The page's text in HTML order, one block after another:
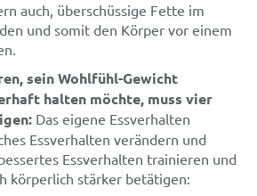
auch, überschüssige Fette im
und somit den Körper vor einem
sein Wohlfühl-Gewicht
halten möchte, muss vier
Das eigene Essverhalten
Essverhalten verändern und
Essverhalten trainieren und
körperlich stärker betätigen: